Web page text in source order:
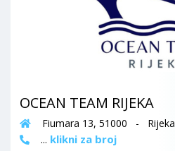
OCEAN TEAM RIJEKA
Fiumara 13, 51000 - Rijeka
... klikni za broj